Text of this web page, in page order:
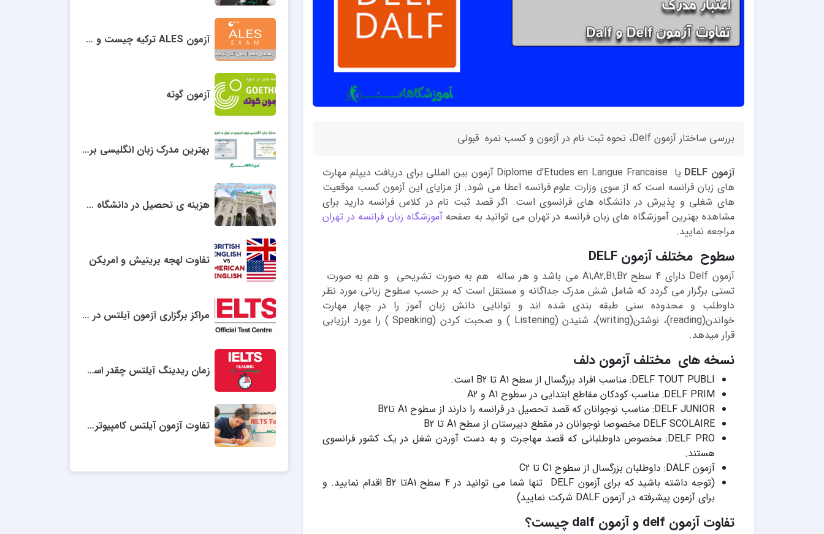
بررسی ساختار آزمون Delf، نحوه ثبت نام در آزمون و کسب نمره قبولی
آزمون DELF
یا Diplome d’Etudes en Langue Francaise آزمون بین المللی برای دریافت دیپلم مهارت
های زبان فرانسه است که از سوی وزارت علوم فرانسه اعطا می شود. از مزایای این آزمون کسب موقعیت
های شغلی و پذیرش در دانشگاه های فرانسوی است. اگر قصد ثبت نام در کلاس فرانسه دارید برای
مشاهده بهترین آموزشگاه های زبان فرانسه در تهران می توانید به صفحهآموزشگاه زبان فرانسه در تهران
مراجعه نمایید.
سطوح مختلف آزمون DELF
آزمون Delf دارای 4 سطح A1,A2,B1,B2 می باشد و هر ساله هم به صورت تشریحی و هم به صورت
تستی برگزار می گردد که شامل شش مدرک جداگانه و مستقل است که بر حسب سطوح زبانی مورد نظر
داوطلب و محدوده سنی طبقه بندی شده اند و توانایی دانش زبان آموز را در چهار مهارت
خواندن(reading)، نوشتن(writing)، شنیدن (Listening ) و صحبت کردن (Speaking ) را مورد ارزیابی
قرار میدهد.
نسخه های مختلف آزمون دلف
DELF TOUT PUBLI: مناسب افراد بزرگسال از سطح A1 تا B2 است.
DELF PRIM: مناسب کودکان مقاطع ابتدایی در سطوح A1 و A2
DELF JUNIOR: مناسب نوجوانان که قصد تحصیل در فرانسه را دارند از سطوح A1 تاB2
DELF SCOLAIRE مخصوصا نوجوانان در مقطع دبیرستان از سطح A1 تا B2
DELF PRO: مخصوص داوطلبانی که قصد مهاجرت و به دست آوردن شغل در یک کشور فرانسوی
هستند.
آزمون DALF: داوطلبان بزرگسال از سطوح C1 تا C2
(توجه داشته باشید که برای آزمون DELF تنها شما می توانید در 4 سطح A1تا B2 اقدام نمایید. و
برای آزمون پیشرفته در آزمون DALF شرکت نمایید)
تفاوت آزمون delf و آزمون dalf چیست؟
آزمون ALES ترکیه چیست و چه کاربردی دارد؟
آزمون گوته
بهترین مدرک زبان انگلیسی برای تدریس
هزینه ی تحصیل در دانشگاه های ترکیه
تفاوت لهجه بریتیش و امریکن
مراکز برگزاری آزمون آیلتس در ایران
زمان ریدینگ آیلتس چقدر است؟
تفاوت آزمون آیلتس کامپیوتری و آیلتس کاغذی